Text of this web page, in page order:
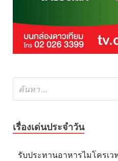
เรื่องเด่นประจำวัน
รับประทานอาหารไมโครเว